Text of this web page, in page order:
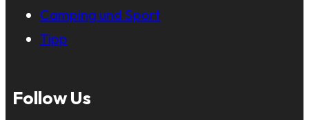
Camping und Sport
Tipp
Follow Us